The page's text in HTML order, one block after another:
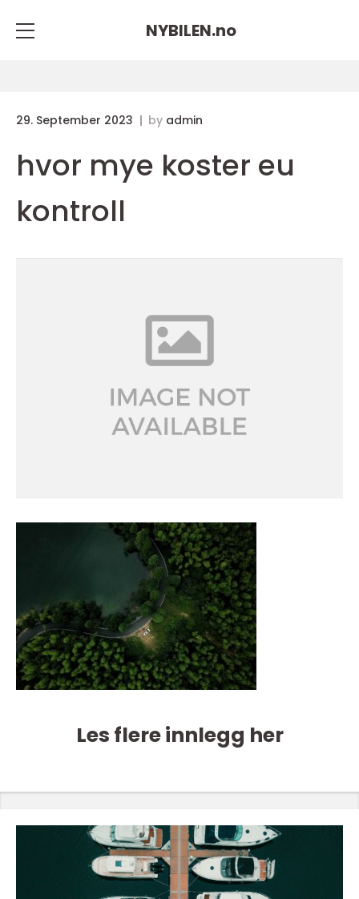
NYBILEN.no
29. September 2023 by admin
hvor mye koster eu
kontroll
Les flere innlegg her